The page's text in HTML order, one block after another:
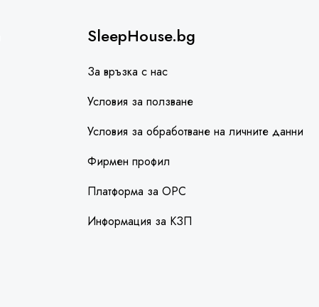
SleepHouse.bg
За връзка с нас
Условия за ползване
Условия за обработване на личните данни
Фирмен профил
Платформа за ОРС
Информация за КЗП